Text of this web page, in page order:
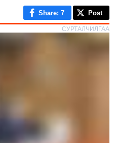
Share: 7 Post
СУРТАЛЧИЛГАА